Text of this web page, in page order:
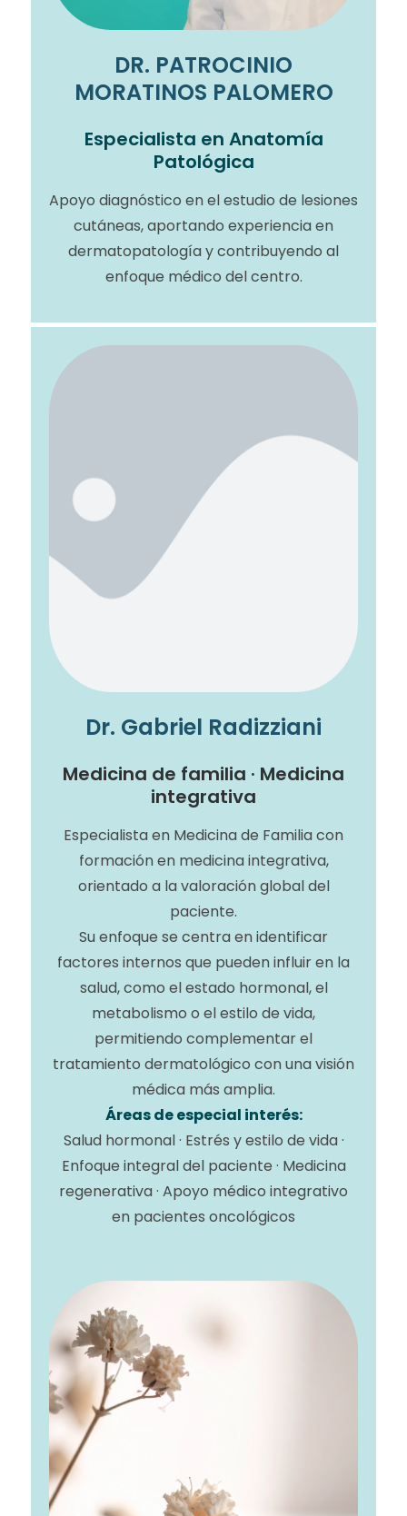
DR. PATROCINIO
MORATINOS PALOMERO
Especialista en Anatomía
Patológica
Apoyo diagnóstico en el estudio de lesiones
cutáneas, aportando experiencia en
dermatopatología y contribuyendo al
enfoque médico del centro.
Dr. Gabriel Radizziani
Medicina de familia · Medicina
integrativa
Especialista en Medicina de Familia con
formación en medicina integrativa,
orientado a la valoración global del
paciente.
Su enfoque se centra en identificar
factores internos que pueden influir en la
salud, como el estado hormonal, el
metabolismo o el estilo de vida,
permitiendo complementar el
tratamiento dermatológico con una visión
médica más amplia.
Áreas de especial interés:
Salud hormonal · Estrés y estilo de vida ·
Enfoque integral del paciente · Medicina
regenerativa · Apoyo médico integrativo
en pacientes oncológicos